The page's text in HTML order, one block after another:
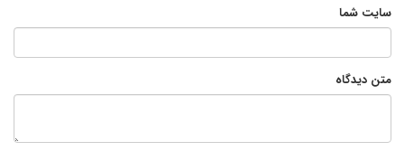
سایت شما
متن دیدگاه